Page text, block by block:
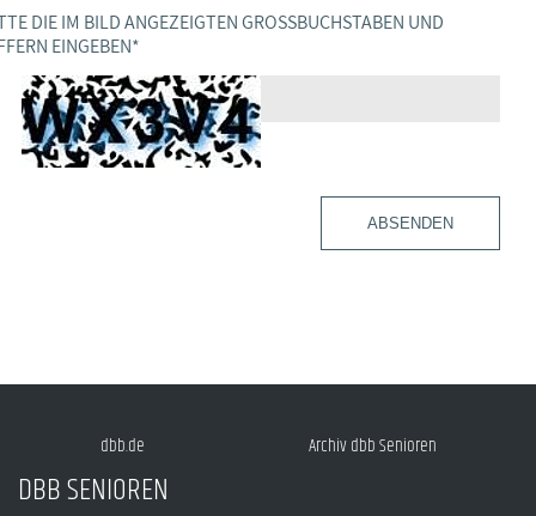
DIE IM BILD ANGEZEIGTEN GROSSBUCHSTABEN UND Z
EINGEBEN *
ABSENDEN
dbb.de Archiv dbb Senioren
DBB SENIOREN